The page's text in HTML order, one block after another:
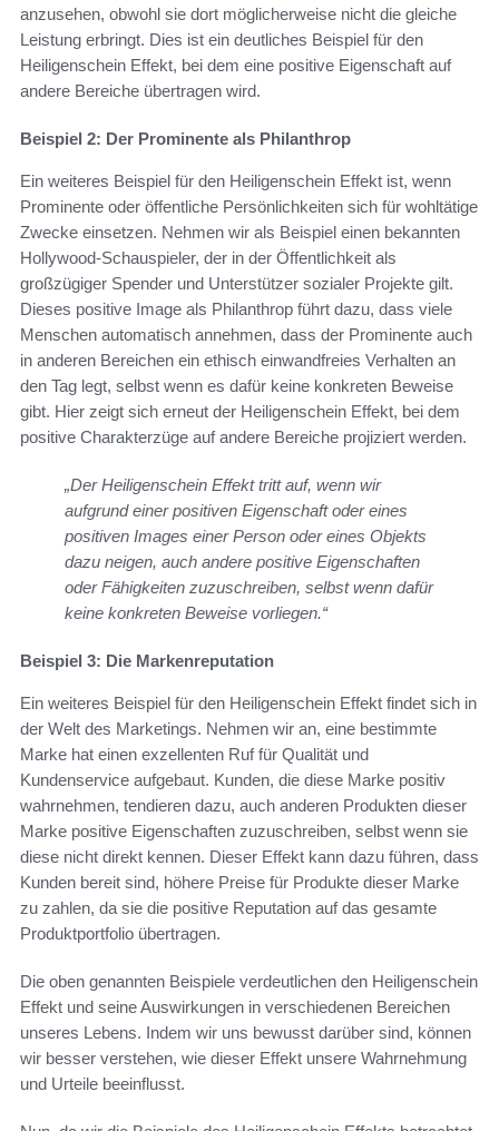
anzusehen, obwohl sie dort möglicherweise nicht die gleiche
Leistung erbringt. Dies ist ein deutliches Beispiel für den
Heiligenschein Effekt, bei dem eine positive Eigenschaft auf
andere Bereiche übertragen wird.
Beispiel 2: Der Prominente als Philanthrop
Ein weiteres Beispiel für den Heiligenschein Effekt ist, wenn
Prominente oder öffentliche Persönlichkeiten sich für wohltätige
Zwecke einsetzen. Nehmen wir als Beispiel einen bekannten
Hollywood-Schauspieler, der in der Öffentlichkeit als
großzügiger Spender und Unterstützer sozialer Projekte gilt.
Dieses positive Image als Philanthrop führt dazu, dass viele
Menschen automatisch annehmen, dass der Prominente auch
in anderen Bereichen ein ethisch einwandfreies Verhalten an
den Tag legt, selbst wenn es dafür keine konkreten Beweise
gibt. Hier zeigt sich erneut der Heiligenschein Effekt, bei dem
positive Charakterzüge auf andere Bereiche projiziert werden.
„Der Heiligenschein Effekt tritt auf, wenn wir
aufgrund einer positiven Eigenschaft oder eines
positiven Images einer Person oder eines Objekts
dazu neigen, auch andere positive Eigenschaften
oder Fähigkeiten zuzuschreiben, selbst wenn dafür
keine konkreten Beweise vorliegen.“
Beispiel 3: Die Markenreputation
Ein weiteres Beispiel für den Heiligenschein Effekt findet sich in
der Welt des Marketings. Nehmen wir an, eine bestimmte
Marke hat einen exzellenten Ruf für Qualität und
Kundenservice aufgebaut. Kunden, die diese Marke positiv
wahrnehmen, tendieren dazu, auch anderen Produkten dieser
Marke positive Eigenschaften zuzuschreiben, selbst wenn sie
diese nicht direkt kennen. Dieser Effekt kann dazu führen, dass
Kunden bereit sind, höhere Preise für Produkte dieser Marke
zu zahlen, da sie die positive Reputation auf das gesamte
Produktportfolio übertragen.
Die oben genannten Beispiele verdeutlichen den Heiligenschein
Effekt und seine Auswirkungen in verschiedenen Bereichen
unseres Lebens. Indem wir uns bewusst darüber sind, können
wir besser verstehen, wie dieser Effekt unsere Wahrnehmung
und Urteile beeinflusst.